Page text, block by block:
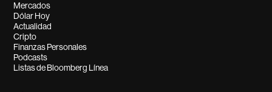
Mercados
Dólar Hoy
Actualidad
Cripto
Finanzas Personales
Podcasts
Listas de Bloomberg Línea